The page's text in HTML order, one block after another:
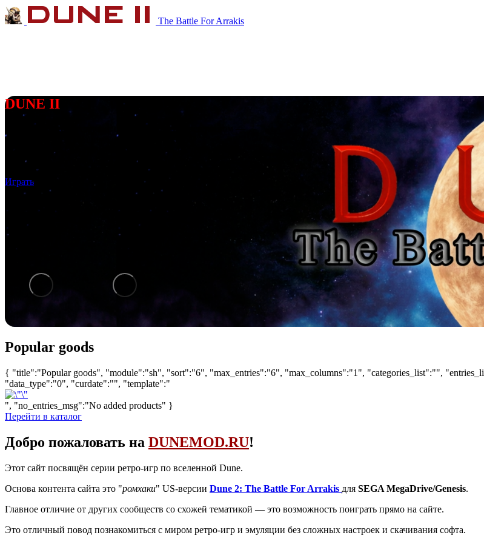
The Battle For Arrakis
DUNE II
Далёкая планета Арракис обладает ценным веществом —
спайсом, сокращающим космические полёты.
Борются за владение планетой три Великих Дома
Ландсраада:
Ордосы
Играть
Popular goods
{ "title":"Popular goods", "module":"sh", "sort":"6", "max_entries":"6", "max_columns":"1", "categories_list":"",
"data_type":"0", "curdate":"", "template":"
", "no_entries_msg":"No added products" }
Перейти в каталог
Добро пожаловать на DUNEMOD.RU!
Этот сайт посвящён серии ретро-игр по вселенной Dune.
Основа контента сайта это "ромхаки" US-версии Dune 2: The Battle For Arrakis для SEGA MegaDrive/Genesis.
Главное отличие от других сообществ со схожей тематикой — это возможность поиграть прямо на сайте.
Это отличный повод познакомиться с миром ретро-игр и эмуляции без сложных настроек и скачивания софта.